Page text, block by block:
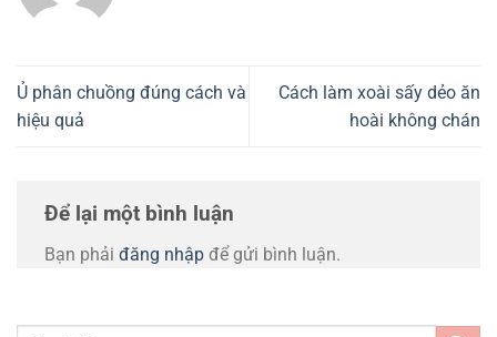
Ủ phân chuồng đúng cách và
hiệu quả
Cách làm xoài sấy dẻo ăn
hoài không chán
Để lại một bình luận
Bạn phải đăng nhập để gửi bình luận.